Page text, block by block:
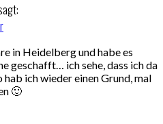
in Heidelberg und habe es
geschafft… ich sehe, dass ich da
ich wieder einen Grund, mal
🙂